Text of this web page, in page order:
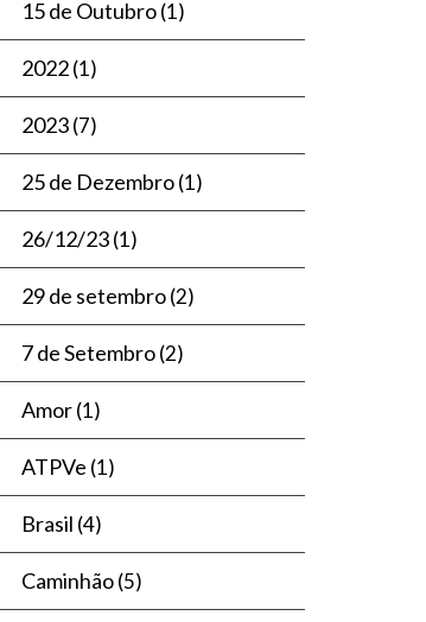
15 de Outubro (1)
2022 (1)
2023 (7)
25 de Dezembro (1)
26/12/23 (1)
29 de setembro (2)
7 de Setembro (2)
Amor (1)
ATPVe (1)
Brasil (4)
Caminhão (5)